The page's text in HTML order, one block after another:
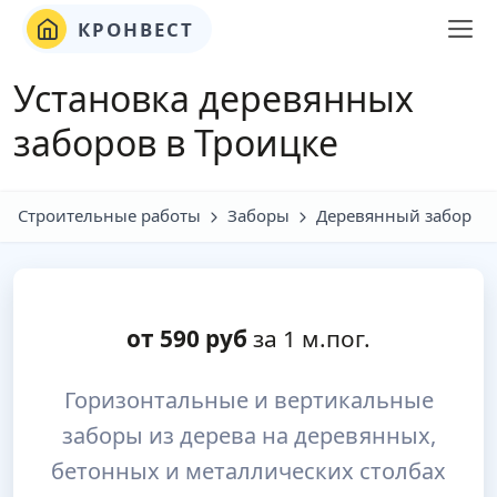
КРОНВЕСТ
Установка деревянных
заборов в Троицке
Строительные работы Заборы Деревянный забор
от 590 руб за 1 м.пог.
Горизонтальные и вертикальные
заборы из дерева на деревянных,
бетонных и металлических столбах